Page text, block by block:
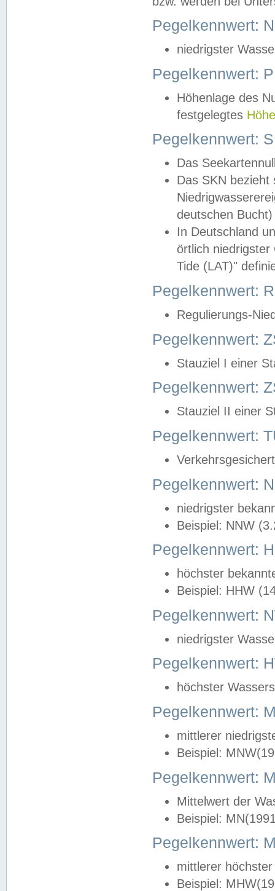
Pegelkennwert:
niedrigster
Pegelkennwert:
Höhenlage des
festgelegtes
Pegelkennwert:
Das
Das SKN
deutschen
In Deutschland
örtlich
Tide (LAT)"
Pegelkennwert:
Regulierungs-
Pegelkennwert:
Stauziel I einer
Pegelkennwert:
Stauziel II einer
Pegelkennwert:
Pegelkennwert:
niedrigster
Beispiel: NNW
Pegelkennwert:
höchster
Beispiel: HHW
Pegelkennwert:
niedrigster
Pegelkennwert:
höchster
Pegelkennwert:
mittlerer
Beispiel:
Pegelkennwert:
Mittelwert der
Beispiel:
Pegelkennwert:
mittlerer
Beispiel: